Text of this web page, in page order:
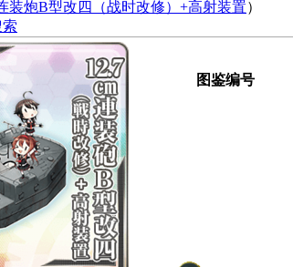
装炮B型改四（战时改修）+高射装置）
图鉴编号